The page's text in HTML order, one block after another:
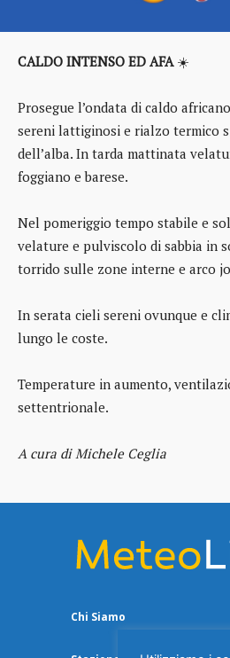
CALDO INTENSO ED AFA☀️
Prosegue l’ondata di caldo
sereni lattiginosi e rialzo termico
dell’alba. In tarda mattinata
foggiano e barese.
Nel pomeriggio tempo stabile e
velature e pulviscolo di sabbia in
torrido sulle zone interne e arco
In serata cieli sereni ovunque e
lungo le coste.
Temperature in aumento,
settentrionale.
A cura di Michele Ceglia
Chi Siamo